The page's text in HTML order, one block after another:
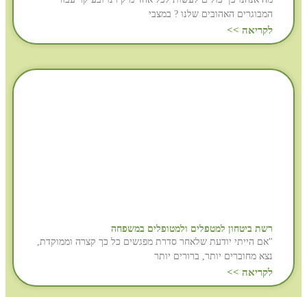
המבוגרים האהובים שלנו ? במצבי
לקריאה >>
רשת ביטחון למטפלים ולמטופלים במשפחה
"אם הייתי יודעת שלאחר סדרת מפגשים כל כך קצרה וממוקדת,
נצא מחוברים יותר, ברורים יותר
לקריאה >>